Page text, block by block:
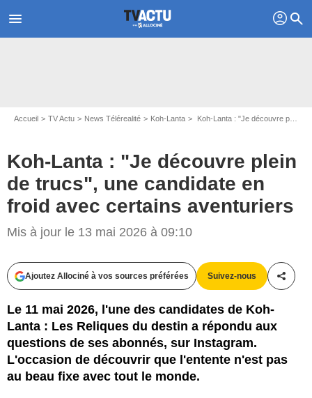
menu profil search
Accueil TV Actu News Télérealité Koh-Lanta Koh-Lanta : "Je découvre plein de trucs", une candidate en froid avec certains aventuriers
Koh-Lanta : "Je découvre plein
de trucs", une candidate en
froid avec certains aventuriers
Mis à jour le 13 mai 2026 à 09:10
Ajoutez Allociné à vos sources préférées Suivez-nous
Le 11 mai 2026, l'une des candidates de Koh-
Lanta : Les Reliques du destin a répondu aux
questions de ses abonnés, sur Instagram.
L'occasion de découvrir que l'entente n'est pas
au beau fixe avec tout le monde.